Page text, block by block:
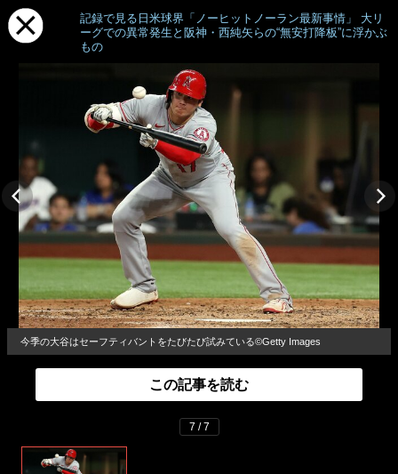
記録で見る日米球界「ノーヒットノーラン最新事情」 大リ
ーグでの異常発生と阪神・西純矢らの“無安打降板”に浮かぶ
もの
今季の大谷はセーフティバントをたびたび試みている©Getty Images
この記事を読む
7 / 7